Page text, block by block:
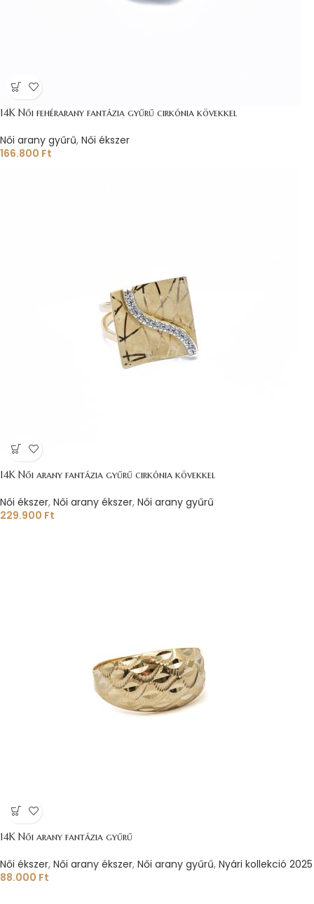
14K Női fehérarany fantázia gyűrű cirkónia kövekkel
Női arany gyűrű, Női ékszer
166.800 Ft
14K Női arany fantázia gyűrű cirkónia kövekkel
Női ékszer, Női arany ékszer, Női arany gyűrű
229.900 Ft
14K Női arany fantázia gyűrű
Női ékszer, Női arany ékszer, Női arany gyűrű, Nyári kollekció 2025
88.000 Ft